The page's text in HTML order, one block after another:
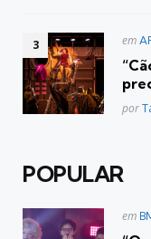
em
por
POPULAR
em